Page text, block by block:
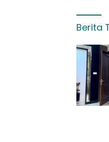
Berita